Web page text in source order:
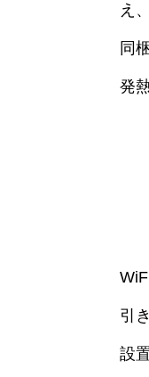
え
同
発
引
設